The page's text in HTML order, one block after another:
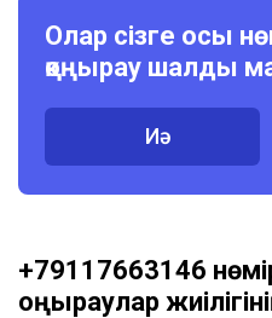
Олар сізге осы
қоңырау шалды
Иә
+79117663146
қоңыраулар